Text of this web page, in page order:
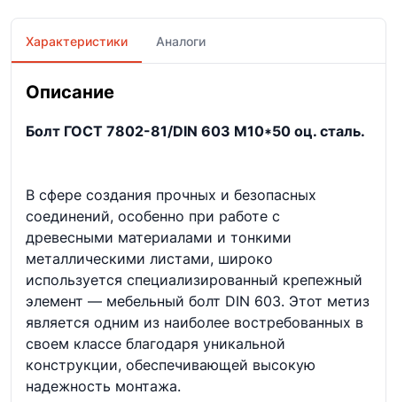
Характеристики Аналоги
Описание
Болт ГОСТ 7802-81/DIN 603 М10*50 оц. сталь.
В сфере создания прочных и безопасных
соединений, особенно при работе с
древесными материалами и тонкими
металлическими листами, широко
используется специализированный крепежный
элемент — мебельный болт DIN 603. Этот метиз
является одним из наиболее востребованных в
своем классе благодаря уникальной
конструкции, обеспечивающей высокую
надежность монтажа.